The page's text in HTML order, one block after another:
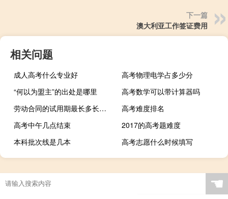
下一篇
澳大利亚工作签证费用
相关问题
成人高考什么专业好
高考物理电学占多少分
“何以为盟主”的出处是哪里
高考数学可以带计算器吗
劳动合同的试用期最长多长时间
高考难度排名
高考中午几点结束
2017的高考题难度
本科批次线是几本
高考志愿什么时候填写
☚